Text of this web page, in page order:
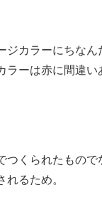
ジカラーにちな
ラーは赤に間違い
つくられたもの
れるため。